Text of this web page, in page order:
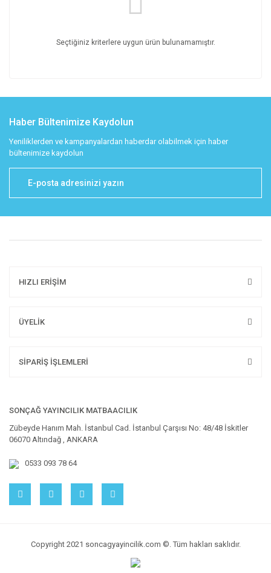
Seçtiğiniz kriterlere uygun ürün bulunamamıştır.
Haber Bültenimize Kaydolun
Yeniliklerden ve kampanyalardan haberdar olabilmek için haber
bültenimize kaydolun
HIZLI ERİŞİM
ÜYELİK
SİPARİŞ İŞLEMLERİ
SONÇAĞ YAYINCILIK MATBAACILIK
Zübeyde Hanım Mah. İstanbul Cad. İstanbul Çarşısı No: 48/48 İskitler
06070 Altındağ , ANKARA
0533 093 78 64
Copyright 2021 soncagyayincilik.com ©. Tüm hakları saklıdır.